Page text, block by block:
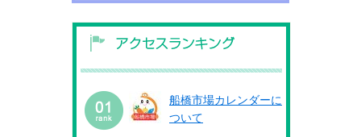
船橋市場カレンダーに
ついて